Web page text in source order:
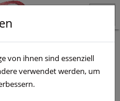
von ihnen sind essenziell
verwendet werden, um